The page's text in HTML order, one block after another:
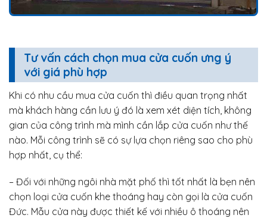
Tư vấn cách chọn mua cửa cuốn ưng ý
với giá phù hợp
Khi có nhu cầu mua cửa cuốn thì điều quan trọng nhất
mà khách hàng cần lưu ý đó là xem xét diện tích, không
gian của công trình mà mình cần lắp cửa cuốn như thế
nào. Mỗi công trình sẽ có sự lựa chọn riêng sao cho phù
hợp nhất, cụ thể:
– Đối với những ngôi nhà mặt phố thì tốt nhất là bẹn nên
chọn loại cửa cuốn khe thoáng hay còn gọi là cửa cuốn
Đức. Mẫu cửa này được thiết kế với nhiều ô thoáng nên